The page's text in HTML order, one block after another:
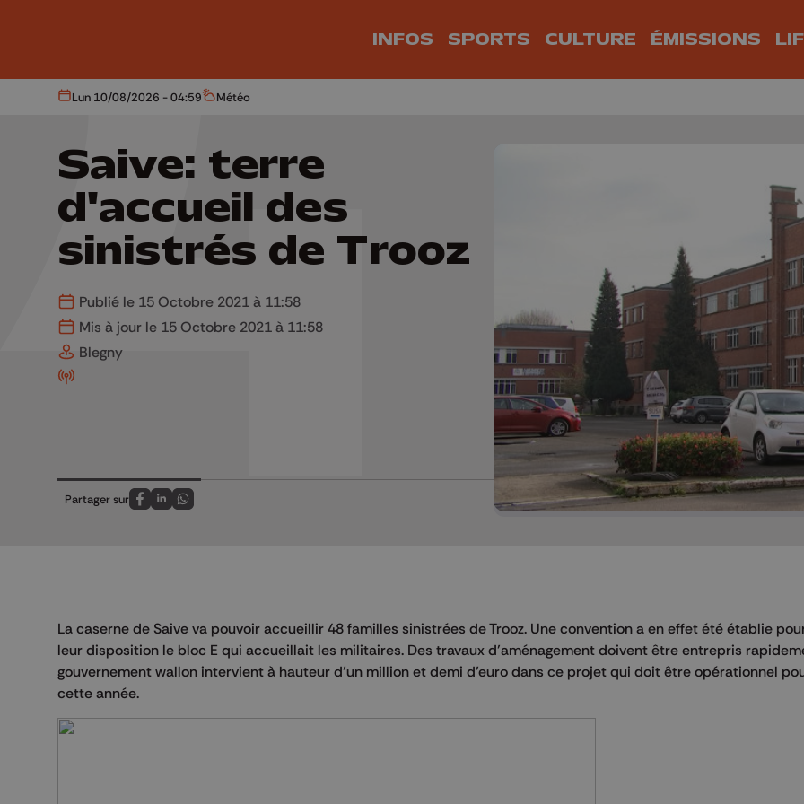
INFOS SPORTS CULTURE ÉMISSIONS
Aujourd'hui
Lun 10/08/2026 - 04:59 Météo
Météo
Saive: terre
d'accueil des
sinistrés de Trooz
Publié le 15 Octobre 2021 à 11:58
Mis à jour le 15 Octobre 2021 à 11:58
Blegny
Partager sur
Partagez sur FaceBook
Partagez sur LinkedIn
Partagez sur Whatsapp
La caserne de Saive va pouvoir accueillir 48 familles sinistrées de Trooz. Une convention a en effet été établie
leur disposition le bloc E qui accueillait les militaires. Des travaux d’aménagement doivent être entrepris
gouvernement wallon intervient à hauteur d’un million et demi d’euro dans ce projet qui doit être opérationnel
cette année.